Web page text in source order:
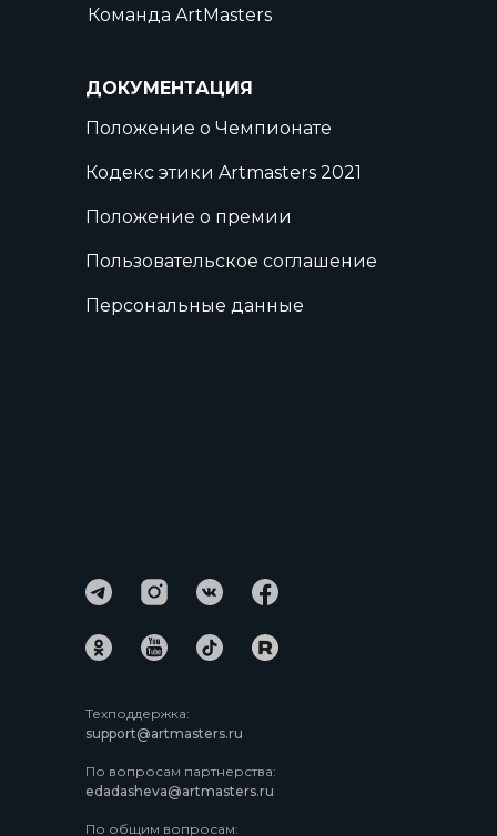
Команда ArtMasters
Положение о Чемпионате
Кодекс этики Artmasters 2021
Положение о премии
Пользовательское соглашение
Персональные данные
ДОКУМЕНТАЦИЯ
Техподдержка:
support@artmasters.ru
По вопросам партнерства:
edadasheva@artmasters.ru
По общим вопросам: